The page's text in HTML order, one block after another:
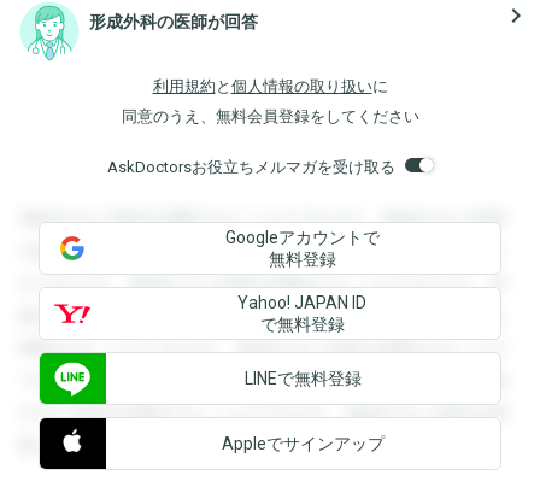
形成外科の医師が回答 navigate_next
利用規約 と 個人情報の取り扱いに
同意のうえ、無料会員登録をしてください
AskDoctorsお役立ちメルマガを受け取る
登録すると回答を閲覧することができます。登録すると回答
を閲覧することができます。登録すると回答を閲覧すること
ができます。登録すると回答を閲覧することができます。登
録すると回答を閲覧することができます。登録すると回答を
閲覧することができます。登録すると回答を閲覧することが
できます。登録すると回答を閲覧することができます。登録
すると回答を閲覧することができます。登録すると回答を閲
覧することができます。
Googleアカウントで
無料登録
Yahoo! JAPAN ID
で無料登録
LINEで無料登録
Appleでサインアップ